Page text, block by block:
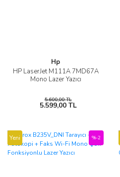
Hp
HP LaserJet M111A 7MD67A
Mono Lazer Yazıcı
5.600,00 TL
5.599,00 TL
Yeni %-2